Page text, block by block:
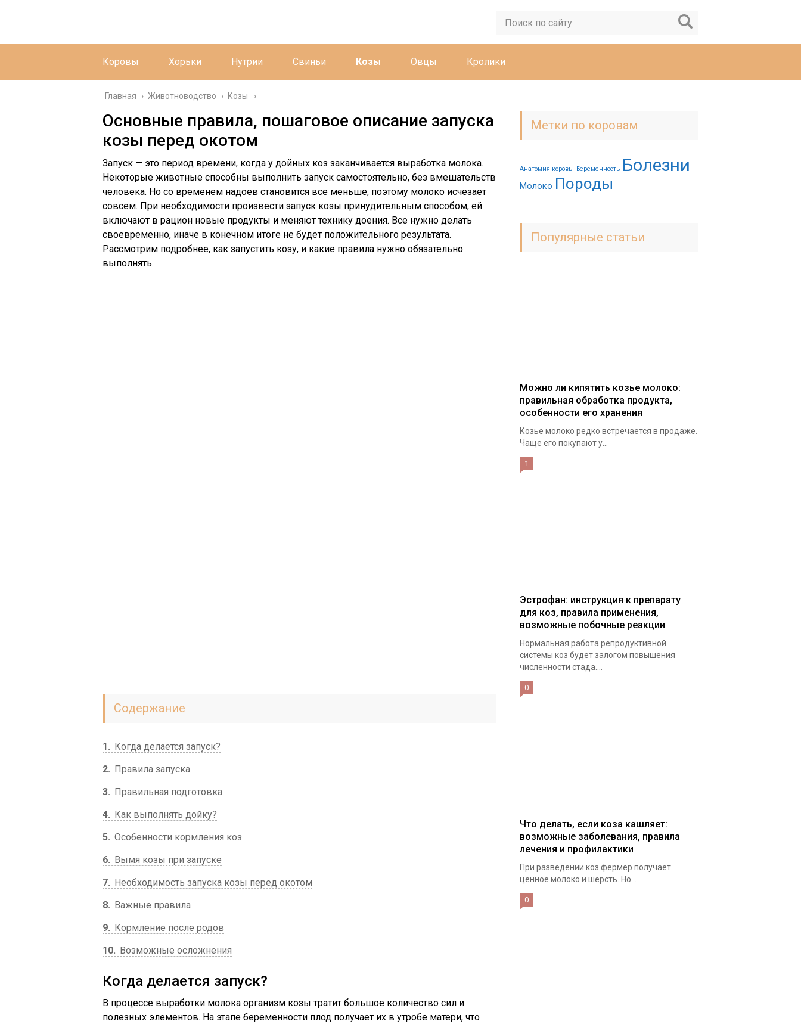
Коровы Хорьки Нутрии Свиньи Козы Овцы Кролики
Главная › Животноводство › Козы
Основные правила, пошаговое описание запуска
козы перед окотом
Запуск — это период времени, когда у дойных коз заканчивается выработка молока.
Некоторые животные способны выполнить запуск самостоятельно, без вмешательств
человека. Но со временем надоев становится все меньше, поэтому молоко исчезает
совсем. При необходимости произвести запуск козы принудительным способом, ей
включают в рацион новые продукты и меняют технику доения. Все нужно делать
своевременно, иначе в конечном итоге не будет положительного результата.
Рассмотрим подробнее, как запустить козу, и какие правила нужно обязательно
выполнять.
Содержание
1
Когда делается запуск?
2
Правила запуска
3
Правильная подготовка
4
Как выполнять дойку?
5 Особенности кормления коз
6
Вымя козы при запуске
7
Необходимость запуска козы перед окотом
8
Важные правила
9
Кормление после родов
10
Возможные осложнения
Когда делается запуск?
В процессе выработки молока организм козы тратит большое количество сил и
полезных элементов. На этапе беременности плод получает их в утробе матери, что
Метки по коровам
Анатомия коровы Беременность Болезни
Молоко Породы
Популярные статьи
Можно ли кипятить козье молоко:
правильная обработка продукта,
особенности его хранения
Козье молоко редко встречается в продаже.
Чаще его покупают у...
1
Эстрофан: инструкция к препарату
для коз, правила применения,
возможные побочные реакции
Нормальная работа репродуктивной
системы коз будет залогом повышения
численности стада....
0
Что делать, если коза кашляет:
возможные заболевания, правила
лечения и профилактики
При разведении коз фермер получает
ценное молоко и шерсть. Но...
0